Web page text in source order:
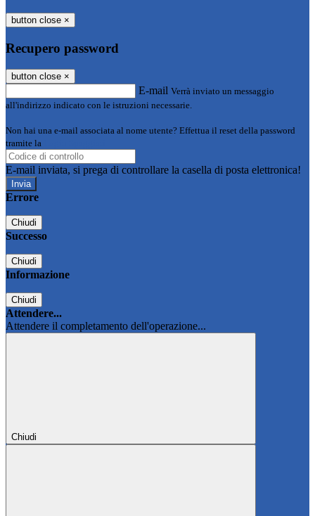
button close ×
Recupero password
button close ×
E-mail Verrà inviato un messaggio
all'indirizzo indicato con le istruzioni necessarie.
Non hai una e-mail associata al nome utente? Effettua il reset della password
tramite la
E-mail inviata, si prega di controllare la casella di posta elettronica!
Errore
Chiudi
Successo
Chiudi
Informazione
Chiudi
Attendere...
Attendere il completamento dell'operazione...
Chiudi